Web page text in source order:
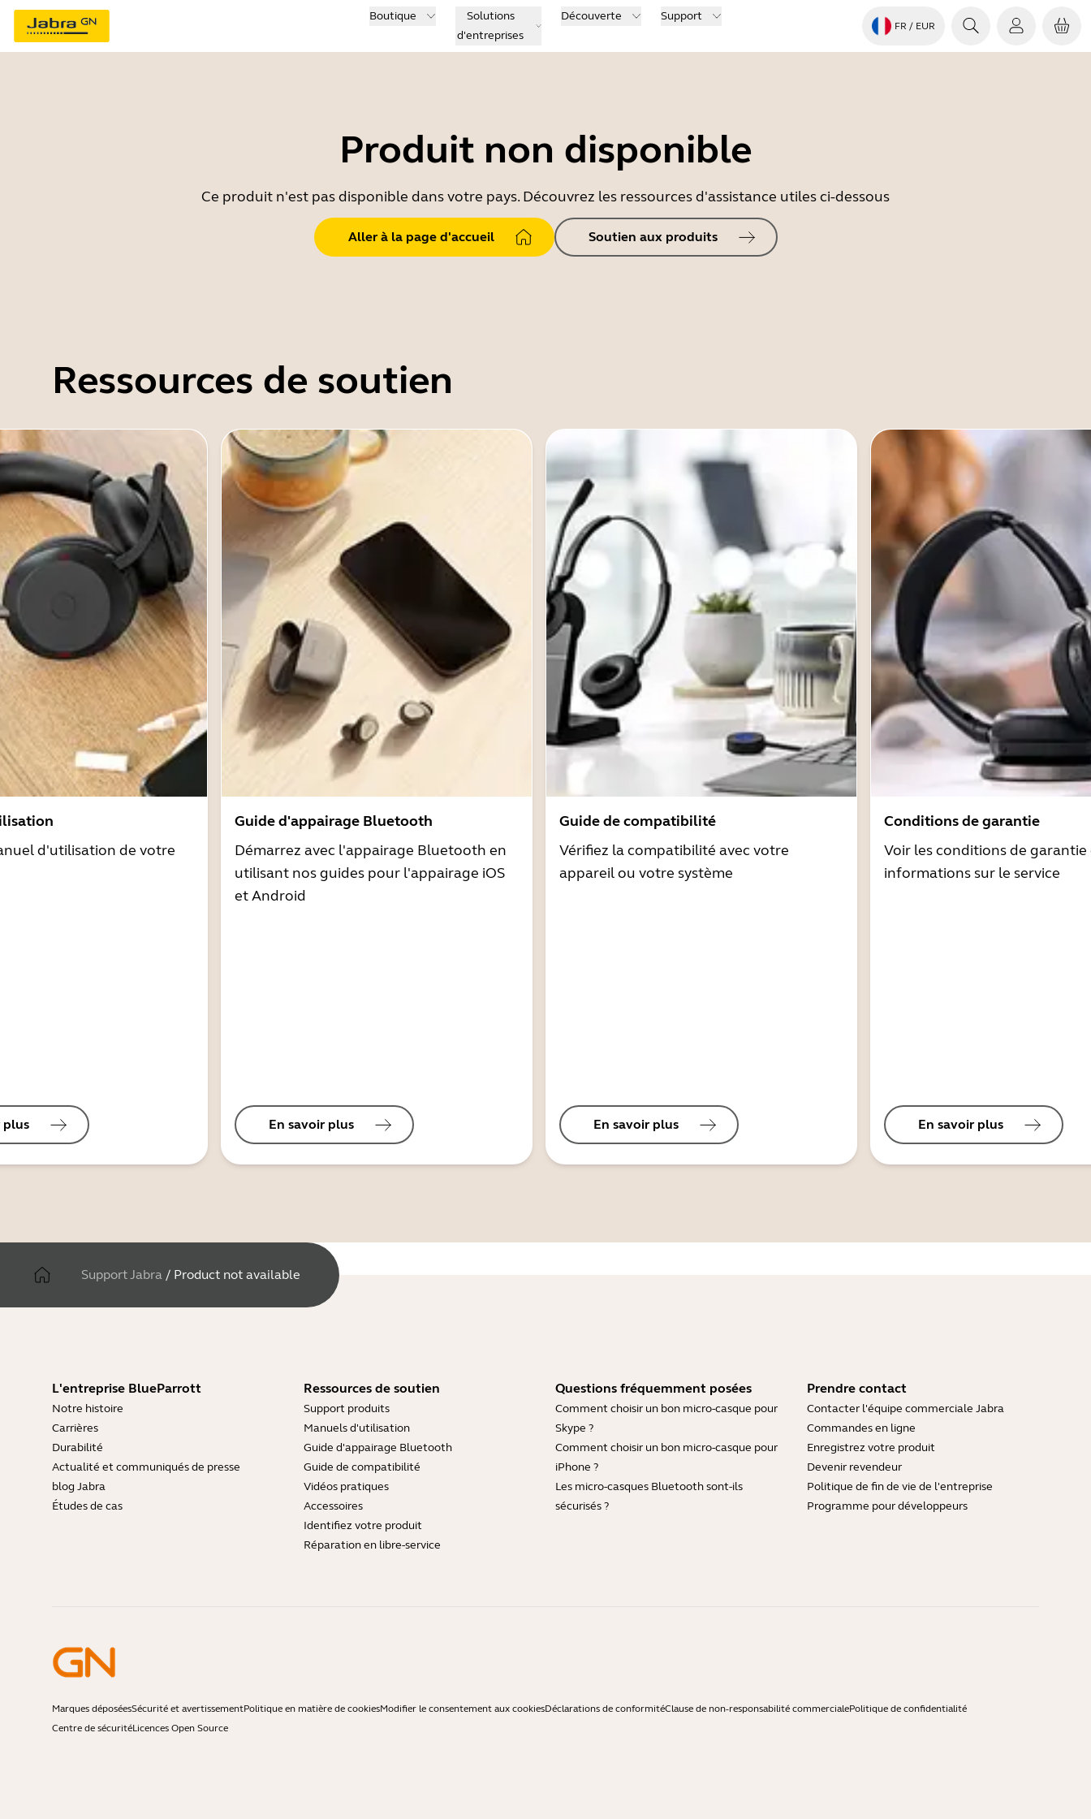
Boutique
Solutions
d'entreprises
Découverte Support
FR / EUR
Produit non disponible
Ce produit n'est pas disponible dans votre pays. Découvrez les ressources d'assistance utiles ci-dessous
Aller à la page d'accueil Soutien aux produits
Ressources de soutien
d'utilisation de votre
plus
Guide d'appairage Bluetooth
Démarrez avec l'appairage Bluetooth en
utilisant nos guides pour l'appairage iOS
et Android
En savoir plus
Guide de compatibilité
Vérifiez la compatibilité avec votre
appareil ou votre système
En savoir plus
Conditions de garantie
Voir les conditions de garantie
informations sur le service
En savoir plus
Support Jabra / Product not available
L'entreprise BlueParrott
Notre histoire
Carrières
Durabilité
Actualité et communiqués de presse
blog Jabra
Études de cas
Ressources de soutien
Support produits
Manuels d'utilisation
Guide d'appairage Bluetooth
Guide de compatibilité
Vidéos pratiques
Accessoires
Identifiez votre produit
Réparation en libre-service
Questions fréquemment posées
Comment choisir un bon micro-casque pour
Skype ?
Comment choisir un bon micro-casque pour
iPhone ?
Les micro-casques Bluetooth sont-ils
sécurisés ?
Prendre contact
Contacter l'équipe commerciale Jabra
Commandes en ligne
Enregistrez votre produit
Devenir revendeur
Politique de fin de vie de l'entreprise
Programme pour développeurs
Marques déposéesSécurité et avertissementPolitique en matière de cookiesModifier le consentement aux cookiesDéclarations de conformitéClause de non-responsabilité commercialePolitique de confidentialité
Centre de sécuritéLicences Open Source